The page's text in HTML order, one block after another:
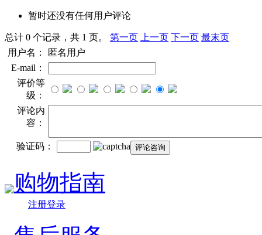
暂时还没有任何用户评论
总计 0 个记录，共 1 页。 第一页 上一页 下一页 最末页
用户名：
匿名用户
E-mail：
评价等
级：
评论内
容：
验证码：
购物指南
注册登录